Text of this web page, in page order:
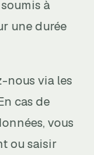
à
une durée
nous via les
cas de
vous
ou saisir